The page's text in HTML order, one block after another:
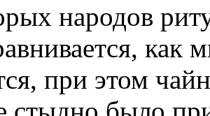
народов
как
при этом